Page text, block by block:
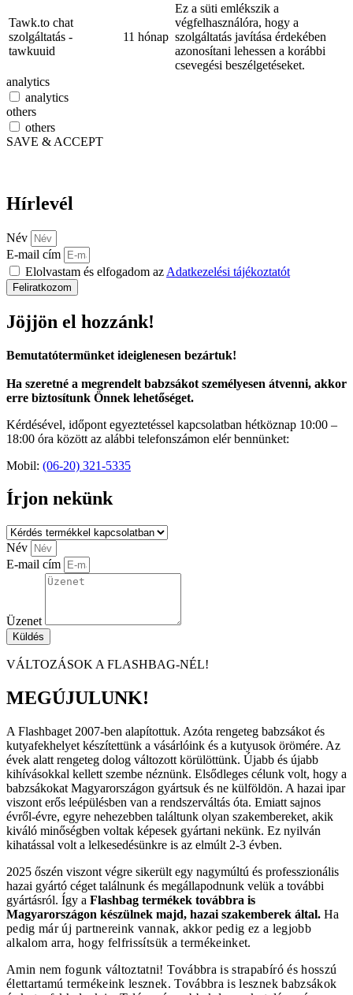
Tawk.to chat
szolgáltatás -
tawkuuid
11 hónap
Ez a süti emlékszik a
végfelhasználóra, hogy a
szolgáltatás javítása érdekében
azonosítani lehessen a korábbi
csevegési beszélgetéseket.
analytics
analytics
others
others
SAVE & ACCEPT
Hírlevél
Név
E-mail cím
Elolvastam és elfogadom az Adatkezelési tájékoztatót
Feliratkozom
Jöjjön el hozzánk!
Bemutatótermünket ideiglenesen bezártuk!
Ha szeretné a megrendelt babzsákot személyesen átvenni, akkor
erre biztosítunk Önnek lehetőséget.
Kérdésével, időpont egyeztetéssel kapcsolatban hétköznap 10:00 –
18:00 óra között az alábbi telefonszámon elér bennünket:
Mobil: (06-20) 321-5335
Írjon nekünk
Név
E-mail cím
Üzenet
Küldés
VÁLTOZÁSOK A FLASHBAG-NÉL!
MEGÚJULUNK!
A Flashbaget 2007-ben alapítottuk. Azóta rengeteg babzsákot és
kutyafekhelyet készítettünk a vásárlóink és a kutyusok örömére. Az
évek alatt rengeteg dolog változott körülöttünk. Újabb és újabb
kihívásokkal kellett szembe néznünk. Elsődleges célunk volt, hogy a
babzsákokat Magyarországon gyártsuk és ne külföldön. A hazai ipar
viszont erős leépülésben van a rendszerváltás óta. Emiatt sajnos
évről-évre, egyre nehezebben találtunk olyan szakembereket, akik
kiváló minőségben voltak képesek gyártani nekünk. Ez nyilván
kihatással volt a lelkesedésünkre is az elmúlt 2-3 évben.
2025 őszén viszont végre sikerült egy nagymúltú és professzionális
hazai gyártó céget találnunk és megállapodnunk velük a további
gyártásról. Így a Flashbag termékek továbbra is
Magyarországon készülnek majd, hazai szakemberek által. Ha
pedig már új partnereink vannak, akkor pedig ez a legjobb
alkalom arra, hogy felfrissítsük a termékeinket.
Amin nem fogunk változtatni! Továbbra is strapabíró és hosszú
élettartamú termékeink lesznek. Továbbra is lesznek babzsákok